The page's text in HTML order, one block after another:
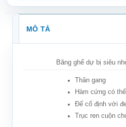
MÔ TẢ
Băng ghế dự bị siêu
Thân gang
Hàm cứng có
Đế cố định với
Trục ren cuộn